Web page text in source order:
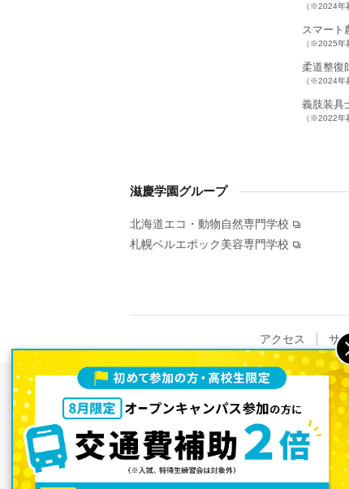
（※2024年
スマート
（※2025年
柔道整復
（※2024年
義肢装具
（※2022年
滋慶学園グループ
北海道エコ・動物自然専門学校
札幌ベルエポック美容専門学校
アクセス サ
［高等教育無償化の支援措置
0120-